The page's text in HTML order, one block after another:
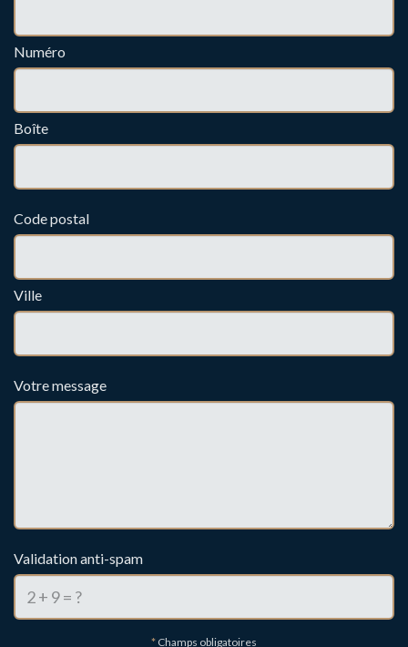
Numéro
Boîte
Code postal
Ville
Votre message
Validation anti-spam
* Champs obligatoires